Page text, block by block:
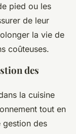
pied ou les
de leur
la vie de
coûteuses.
des
la cuisine
tout en
gestion des